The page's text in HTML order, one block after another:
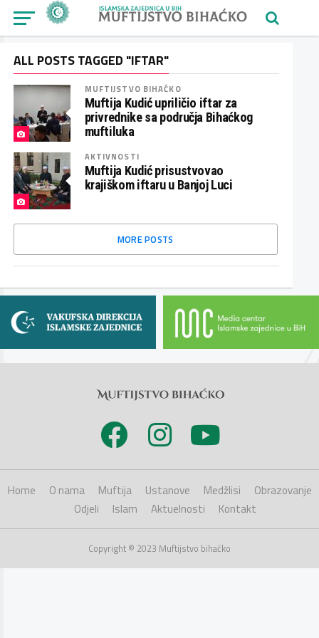
ALL POSTS TAGGED "IFTAR"
MUFTIJSTVO BIHAĆKO
Muftija Kudić upriličio iftar za
privrednike sa područja Bihaćkog
muftiluka
AKTIVNOSTI
Muftija Kudić prisustvovao
krajiškom iftaru u Banjoj Luci
MORE POSTS
Home O nama Muftija Ustanove Medžlisi
Obrazovanje
Odjeli
Islam Aktuelnosti Kontakt
Copyright © 2023 Muftijstvo bihaćko